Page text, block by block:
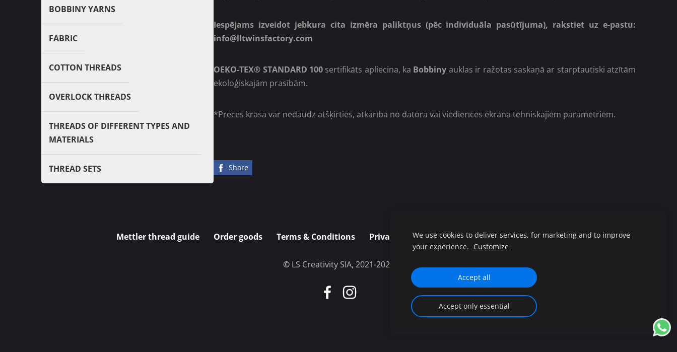
BOBBINY YARNS
FABRIC
COTTON THREADS
OVERLOCK THREADS
THREADS OF DIFFERENT TYPES AND
MATERIALS
THREAD SETS
Iespējams izveidot jebkura cita izmēra paliktņus (pēc individuāla pasūtījuma), rakstiet uz e-pastu:
info@lltwinsfactory.com
OEKO-TEX® STANDARD 100sertifikāts apliecina, ka Bobbiny auklas ir ražotas saskaņā ar starptautiski atzītām
ekoloģiskajām prasībām.
*Preces krāsa var nedaudz atšķirties, atkarībā no datora vai viedierīces ekrāna tehniskajiem parametriem.
Share
Mettler thread guide Order goods Terms & Conditions Privacy policy Delivery & Payment Cookies
© LS Creativity SIA, 2021-2025
We use cookies to deliver services, for marketing and to improve
your experience. Customize
Accept all
Accept only essential